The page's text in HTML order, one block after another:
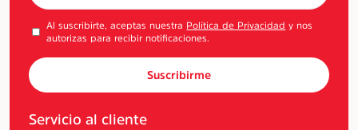
Al suscribirte, aceptas nuestra Política de Privacidad y nos
autorizas para recibir notificaciones.
Suscribirme
Servicio al cliente